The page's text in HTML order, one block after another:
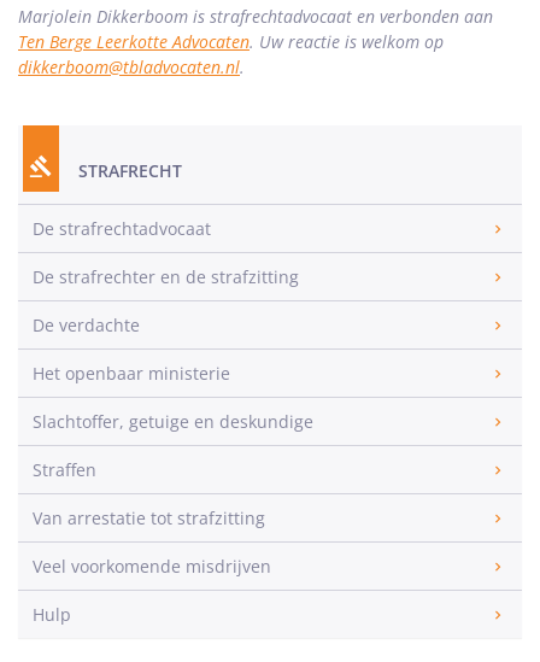
Marjolein Dikkerboom is strafrechtadvocaat en verbonden aan
Ten Berge Leerkotte Advocaten. Uw reactie is welkom op
dikkerboom@tbladvocaten.nl.
STRAFRECHT
De strafrechtadvocaat
De strafrechter en de strafzitting
De verdachte
Het openbaar ministerie
Slachtoffer, getuige en deskundige
Straffen
Van arrestatie tot strafzitting
Veel voorkomende misdrijven
Hulp